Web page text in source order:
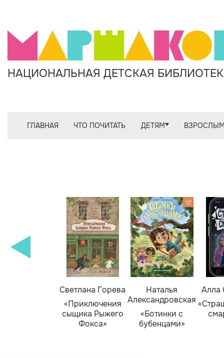
НАЦИОНАЛЬНАЯ ДЕТСКАЯ
ГЛАВНАЯ ЧТО ПОЧИТАТЬ ДЕТЯМ
Светлана Горева
«Приключения
сыщика Рыжего
Фокса»
Наталья
Александровская
«Ботинки с
бубенцами»
Алла